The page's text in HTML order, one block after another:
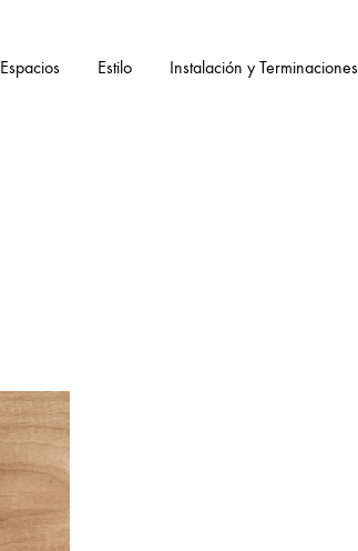
Espacios Estilo Instalación y Terminaciones